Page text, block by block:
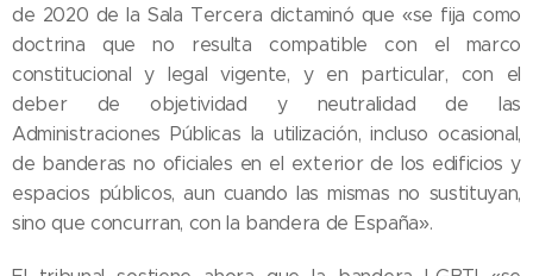
de 2020 de la Sala Tercera dictaminó que «se fija como
doctrina que no resulta compatible con el marco
constitucional y legal vigente, y en particular, con el
deber de objetividad y neutralidad de las
Administraciones Públicas la utilización, incluso ocasional,
de banderas no oficiales en el exterior de los edificios y
espacios públicos, aun cuando las mismas no sustituyan,
sino que concurran, con la bandera de España».